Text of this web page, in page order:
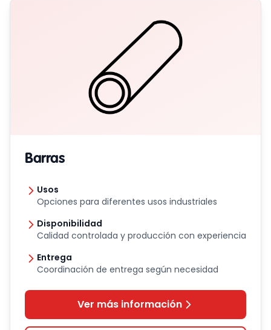
Barras
Usos
Opciones para diferentes usos industriales
Disponibilidad
Calidad controlada y producción con experiencia
Entrega
Coordinación de entrega según necesidad
Ver más información